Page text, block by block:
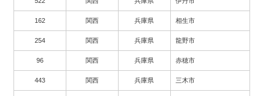
162 関西 兵庫県 相生市
254 関西 兵庫県 龍野市
96 関西 兵庫県 赤穂市
443 関西 兵庫県 三木市